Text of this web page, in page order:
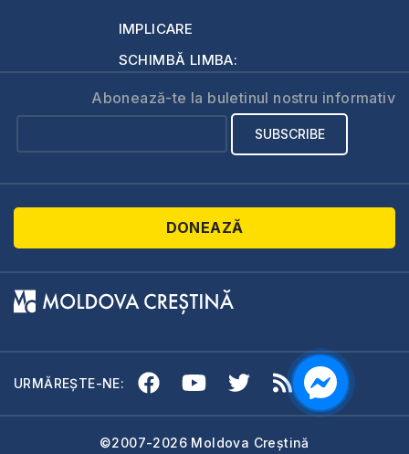
IMPLICARE
SCHIMBĂ LIMBA:
Abonează-te la buletinul nostru informativ
DONEAZĂ
URMĂREȘTE-NE:
©2007-2026 Moldova Creștină